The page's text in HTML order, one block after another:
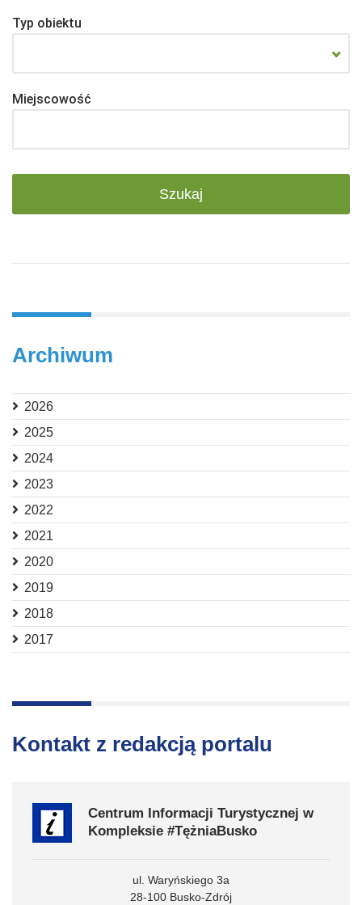
Typ obiektu
Miejscowość
Archiwum
2026
2025
2024
2023
2022
2021
2020
2019
2018
2017
Kontakt z redakcją portalu
Centrum Informacji Turystycznej w
Kompleksie #TężniaBusko
ul. Waryńskiego 3a
28-100 Busko-Zdrój